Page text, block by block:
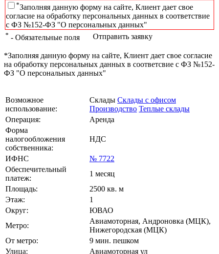
*Заполняя данную форму на сайте, Клиент дает свое
согласие на обработку персональных данных в соответствие
с ФЗ №152-ФЗ "О персональных данных"
* - Обязательные поля Отправить заявку
*Заполняя данную форму на сайте, Клиент дает свое согласие
на обработку персональных данных в соответсвие с ФЗ №152-
ФЗ "О персональных данных"
Возможное
использование:
Склады Склады с офисом
Производство Теплые склады
Операция:
Аренда
Форма
налогообложения
собственника:
НДС
ИФНС
№ 7722
Обеспечительный
платеж:
1 месяц
Площадь:
2500 кв. м
Этаж:
1
Округ:
ЮВАО
Метро:
Авиамоторная, Андроновка (МЦК),
Нижегородская (МЦК)
От метро:
9 мин. пешком
Улица:
Авиамоторная ул